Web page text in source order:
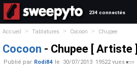
234 connectés
Accueil > Tablatures > Cocoon > Chupee
Cocoon - Chupee [ Artiste ]
Publié par Rodi84 le 30/07/2013 19522 vues